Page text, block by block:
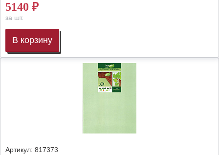
5140 ₽
за шт.
В корзину
Артикул: 817373